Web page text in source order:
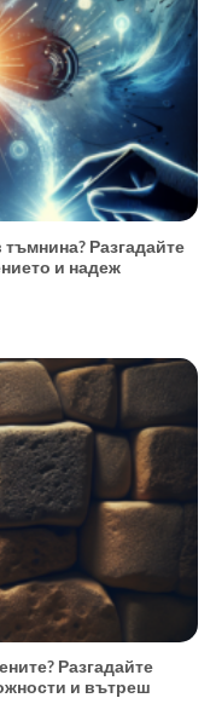
Разгадайте
и надеж
Разгадайте
и вътреш